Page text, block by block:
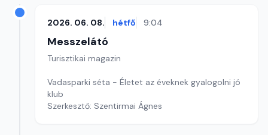
2026. 06. 08. hétfő 9:04
Messzelátó
Turisztikai magazin
Vadasparki séta - Életet az éveknek gyalogolni jó
klub
Szerkesztő: Szentirmai Ágnes